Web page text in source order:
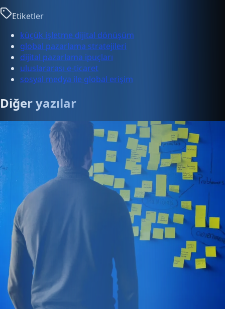
Etiketler
küçük işletme dijital dönüşüm
global pazarlama stratejileri
dijital pazarlama ipuçları
uluslararası e-ticaret
sosyal medya ile global erişim
Diğer yazılar